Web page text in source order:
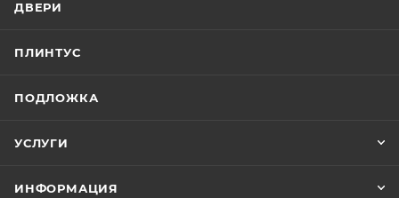
ДВЕРИ
ПЛИНТУС
ПОДЛОЖКА
УСЛУГИ
ИНФОРМАЦИЯ